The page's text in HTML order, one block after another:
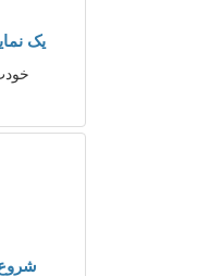
یک